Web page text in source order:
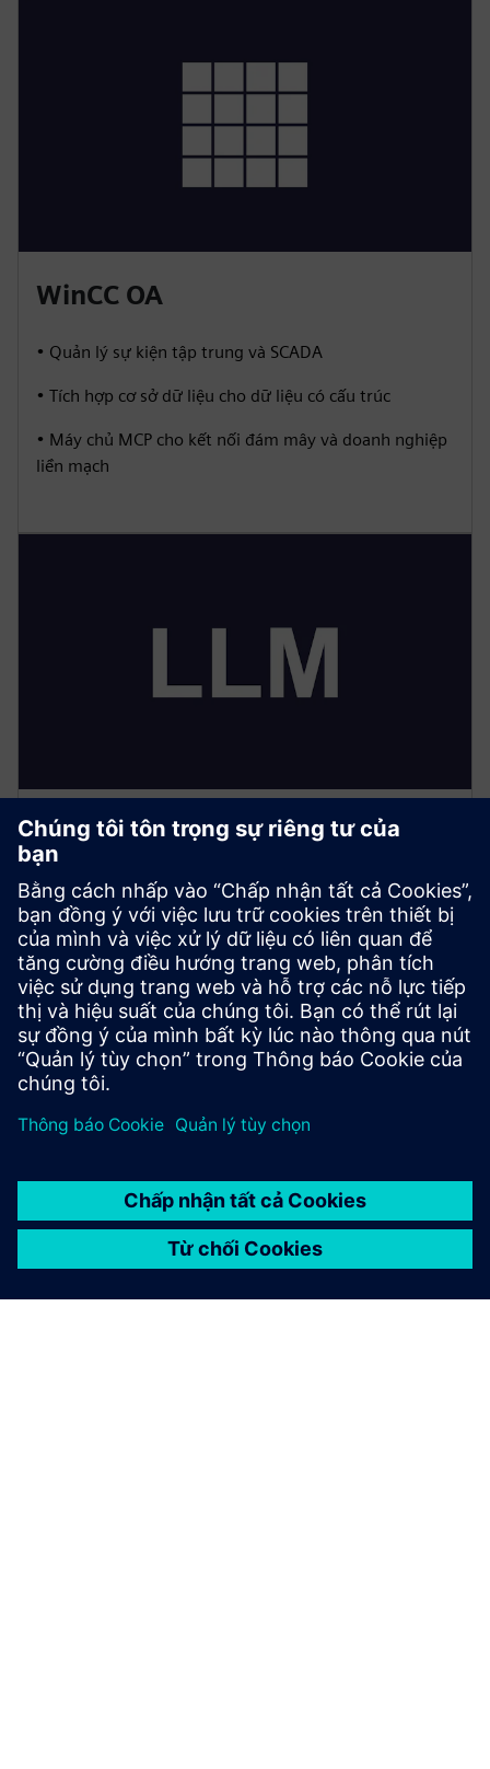
WinCC OA
• Quản lý sự kiện tập trung và SCADA
• Tích hợp cơ sở dữ liệu cho dữ liệu có cấu trúc
• Máy chủ MCP cho kết nối đám mây và doanh nghiệp
liền mạch
Mô hình ngôn ngữ lớn (LLM)
• Tương tác ngôn ngữ tự nhiên với dữ liệu sàn cửa
hàng
• Tạo thông tin chi tiết và phân tích dự đoán
• Kiểm soát thực hiện các lệnh hoạt động